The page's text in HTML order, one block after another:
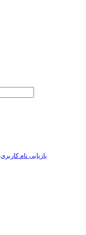
بازیابی نام کاربری